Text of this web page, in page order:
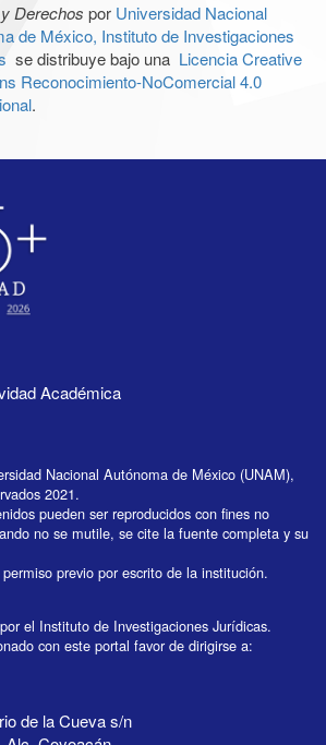
Derechos por Universidad Nacional
de México, Instituto de Investigaciones
se distribuye bajo una Licencia Creative
Reconocimiento-NoComercial 4.0
.
Académica
Nacional Autónoma de México (UNAM),
2021.
pueden ser reproducidos con fines no
no se mutile, se cite la fuente completa y su
previo por escrito de la institución.
el Instituto de Investigaciones Jurídicas.
con este portal favor de dirigirse a:
de la Cueva s/n